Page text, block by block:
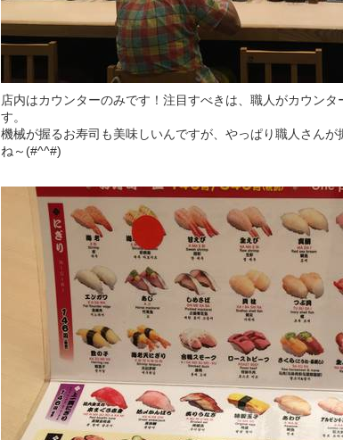
店内はカウンターのみです！注目すべきは、職人がカウン
す。
機械が握るお寿司も美味しいんですが、やっぱり職人さん
ね～(#^^#)